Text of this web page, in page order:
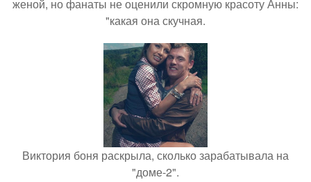
женой, но фанаты не оценили скромную красоту Анны:
"какая она скучная.
Виктория боня раскрыла, сколько зарабатывала на
"доме-2".